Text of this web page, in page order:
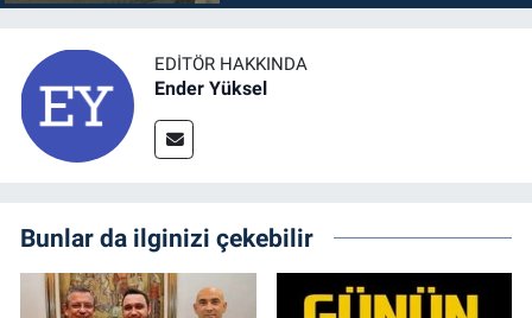
EDITÖR HAKKINDA
Ender Yüksel
Bunlar da ilginizi çekebilir